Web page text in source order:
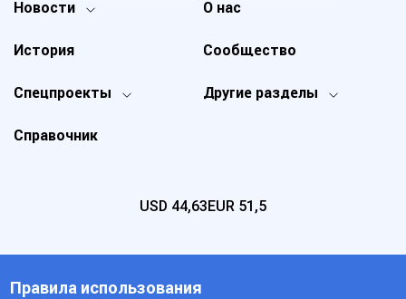
Новости
Спецпроекты Другие разделы
История
О нас
Справочник
Сообщество
USD 44,63EUR 51,5
Правила использования